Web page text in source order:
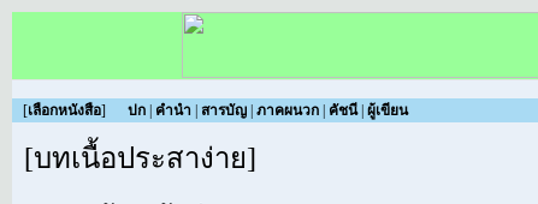
[เลือกหนังสือ] ปก คำนำ สารบัญ ภาคผนวก คัชนี| ผู้เขียน
[บทเนื้อประสาง่าย]